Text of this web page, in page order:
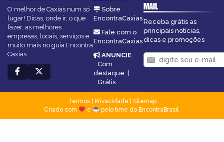
O melhor de Caxias num só
lugar! Dicas, onde ir, o que
fazer, as melhores
empresas, locais, serviços e
muito mais no guia Encontra
Caxias.
Sobre
EncontraCaxias
Fale com o
EncontraCaxias
ANUNCIE:
Com
destaque
Grátis
MAIL
Receba grátis as
principais notícias,
dicas e promoções
Termos| Privacidade
Sitemap
Criado com
e pelo time do EncontraBrasil